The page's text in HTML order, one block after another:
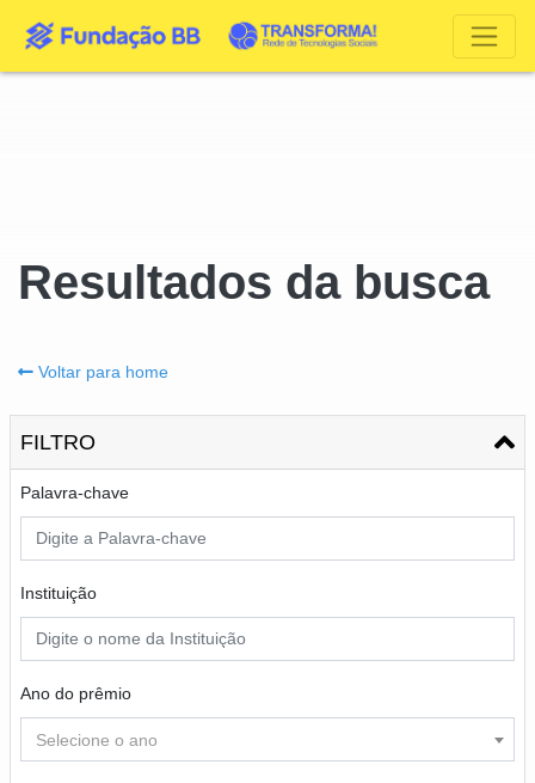
Resultados da busca
Voltar para home
FILTRO
Palavra-chave
Instituição
Ano do prêmio
Selecione o ano